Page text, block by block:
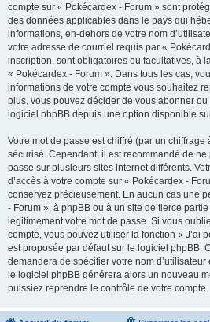
compte sur « Pokécardex - Forum » sont
des données applicables dans le pays qui
informations, en-dehors de votre nom
votre adresse de courriel requis par «
inscription, sont obligatoires ou facultatives, à
« Pokécardex - Forum ». Dans tous les cas,
informations de votre compte vous souhaitez
plus, vous pouvez décider de vous abonner
logiciel phpBB depuis une option disponible
Votre mot de passe est chiffré (par un chiffrage
sécurisé. Cependant, il est recommandé de
passe sur plusieurs sites internet différents.
d’accès à votre compte sur « Pokécardex -
conservez précieusement. En aucun cas une
- Forum », à phpBB ou à un site de tierce
légitimement votre mot de passe. Si vous
compte, vous pouvez utiliser la fonction « J’ai
est proposée par défaut sur le logiciel phpBB.
demandera de spécifier votre nom
le logiciel phpBB générera alors un nouveau
puissiez reprendre le contrôle de votre compte.